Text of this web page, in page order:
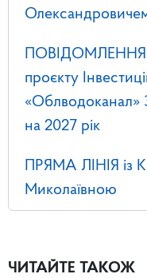
ПОВІДОМЛЕННЯ
проєкту
«Облводоканал»
на 2027 рік
ПРЯМА ЛІНІЯ із
Миколаївною
ЧИТАЙТЕ ТАКОЖ